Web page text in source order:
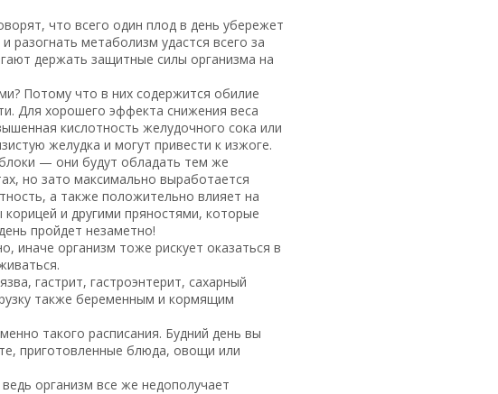
что всего один плод в день убережет
метаболизм удастся всего за
держать защитные силы организма на
Потому что в них содержится обилие
Для хорошего эффекта снижения веса
кислотность желудочного сока или
желудка и могут привести к изжоге.
— они будут обладать тем же
но зато максимально выработается
а также положительно влияет на
и другими пряностями, которые
пройдет незаметно!
иначе организм тоже рискует оказаться в
гастрит, гастроэнтерит, сахарный
также беременным и кормящим
такого расписания. Будний день вы
приготовленные блюда, овощи или
организм все же недополучает